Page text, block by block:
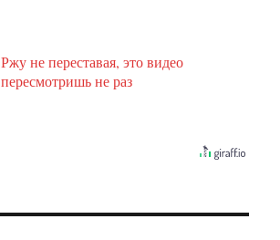
Ржу не переставая, это видео
пересмотришь не раз